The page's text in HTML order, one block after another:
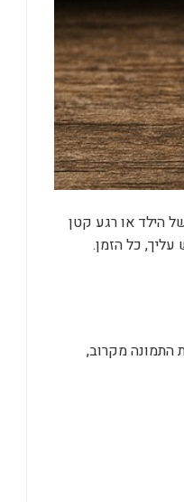
הילד או רגע קטן
כל הזמן.
התמונה מקרוב,